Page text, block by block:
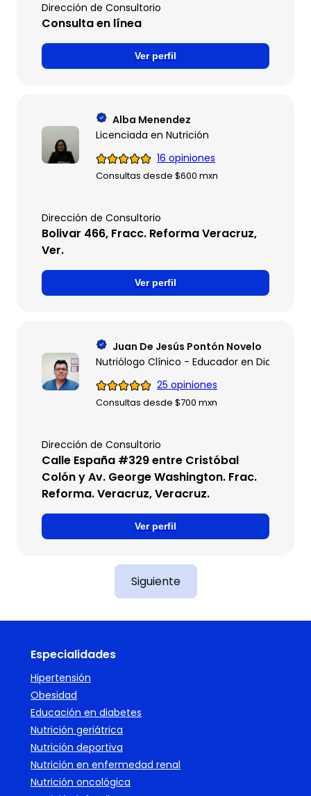
Dirección de Consultorio
Consulta en línea
Ver perfil
Alba Menendez
Licenciada en Nutrición
16 opiniones
Consultas desde $600 mxn
Dirección de Consultorio
Bolivar 466, Fracc. Reforma Veracruz,
Ver.
Ver perfil
Juan De Jesús Pontón Novelo
Nutriólogo Clínico - Educador en Diabetes
25 opiniones
Consultas desde $700 mxn
Dirección de Consultorio
Calle España #329 entre Cristóbal
Colón y Av. George Washington. Frac.
Reforma. Veracruz, Veracruz.
Ver perfil
Siguiente
Especialidades
Hipertensión
Obesidad
Educación en diabetes
Nutrición geriátrica
Nutrición deportiva
Nutrición en enfermedad renal
Nutrición oncológica